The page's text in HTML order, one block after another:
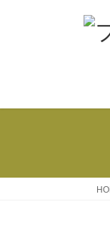
ス
ン